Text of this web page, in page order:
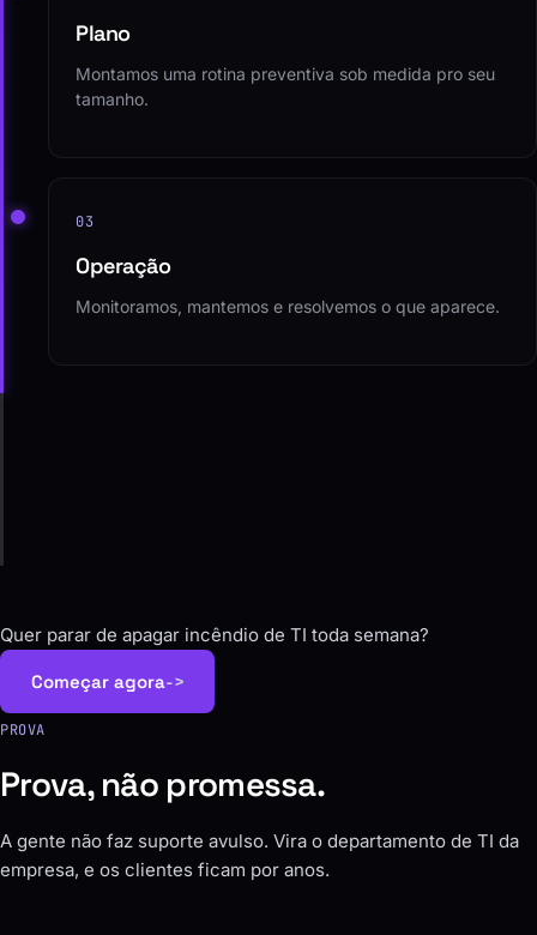
Plano
Montamos uma rotina preventiva sob medida pro seu
tamanho.
03
Operação
Monitoramos, mantemos e resolvemos o que aparece.
Quer parar de apagar incêndio de TI toda semana?
Começar agora->
PROVA
Prova, não promessa.
A gente não faz suporte avulso. Vira o departamento de TI da
empresa, e os clientes ficam por anos.